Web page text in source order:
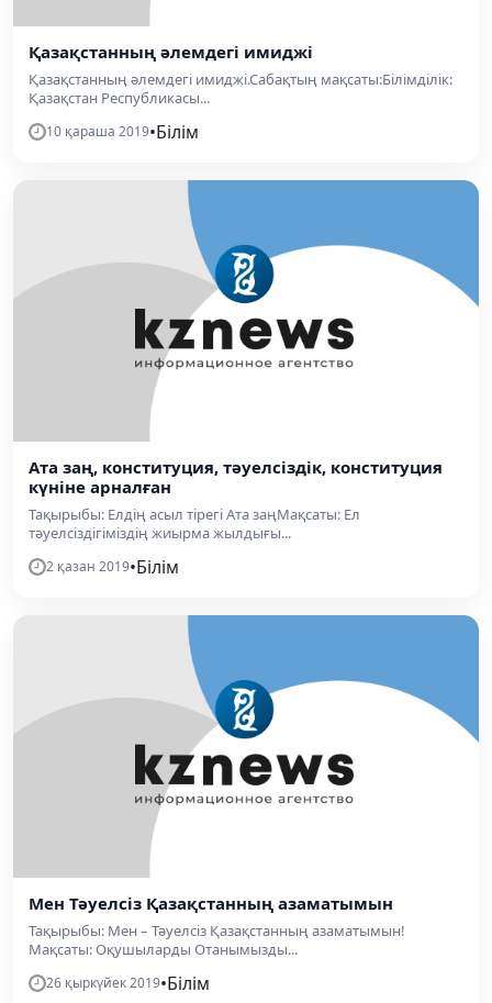
Қазақстанның әлемдегі имиджі
Қазақстанның әлемдегі имиджі.Сабақтың мақсаты:Білімділік:
Қазақстан Республикасы...
10 қараша 2019•Білім
Ата заң, конституция, тәуелсіздік, конституция
күніне арналған
Тақырыбы: Елдің асыл тірегі Ата заңМақсаты: Ел
тәуелсіздігіміздің жиырма жылдығы...
2 қазан 2019•Білім
Мен Тәуелсіз Қазақстанның азаматымын
Тақырыбы: Мен – Тәуелсіз Қазақстанның азаматымын!
Мақсаты: Оқушыларды Отанымызды...
26 қыркүйек 2019•Білім